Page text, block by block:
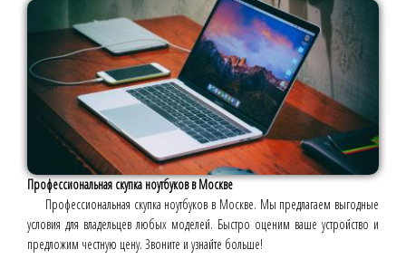
Профессиональная скупка ноутбуков в Москве
Профессиональная скупка ноутбуков в Москве. Мы предлагаем выгодные
условия для владельцев любых моделей. Быстро оценим ваше устройство и
предложим честную цену. Звоните и узнайте больше!